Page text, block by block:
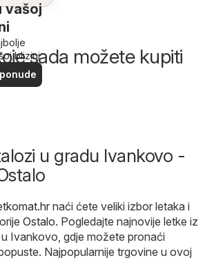
vašoj
blizinisada možete kupiti
u gradu Ivankovo -
naći ćete veliki izbor letaka i
Ostalo. Pogledajte najnovije letke iz
Ivankovo, gdje možete pronaći
Najpopularnije trgovine u ovoj